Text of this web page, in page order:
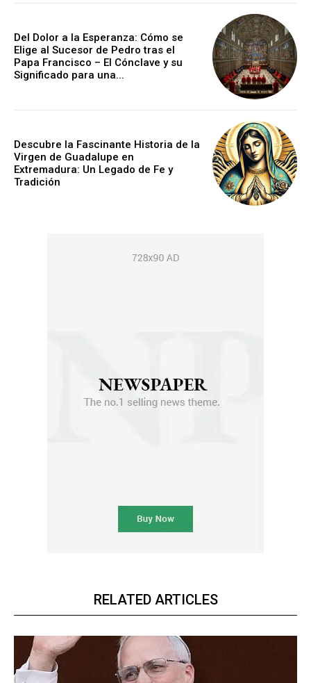
Del Dolor a la Esperanza: Cómo se
Elige al Sucesor de Pedro tras el
Papa Francisco – El Cónclave y su
Significado para una...
Descubre la Fascinante Historia de la
Virgen de Guadalupe en
Extremadura: Un Legado de Fe y
Tradición
RELATED ARTICLES